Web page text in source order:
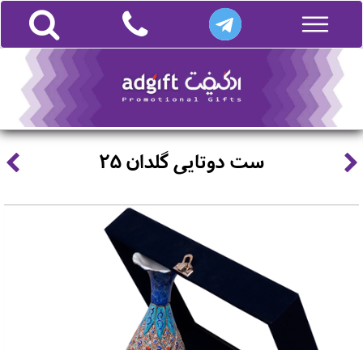
ست دوتایی گلدان 25